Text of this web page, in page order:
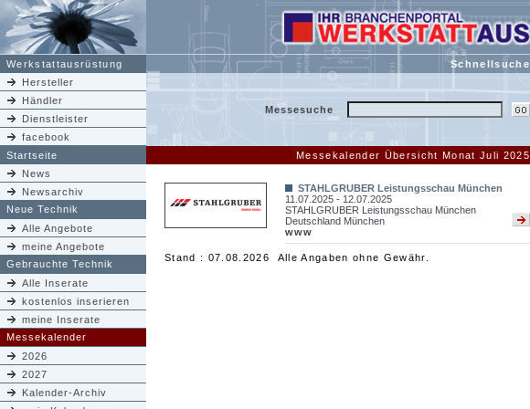
Werkstattausrüstung
Schnellsuche
Hersteller
Händler
Dienstleister
facebook
Messesuche
Startseite Messekalender Übersicht Monat Juli 2025
News
Newsarchiv
Neue Technik
Alle Angebote
meine Angebote
Gebrauchte Technik
Alle Inserate
kostenlos inserieren
meine Inserate
Messekalender
2026
2027
Kalender-Archiv
STAHLGRUBER Leistungsschau München
11.07.2025 - 12.07.2025
STAHLGRUBER Leistungsschau München
Deutschland München
www
Stand : 07.08.2026 Alle Angaben ohne Gewähr.